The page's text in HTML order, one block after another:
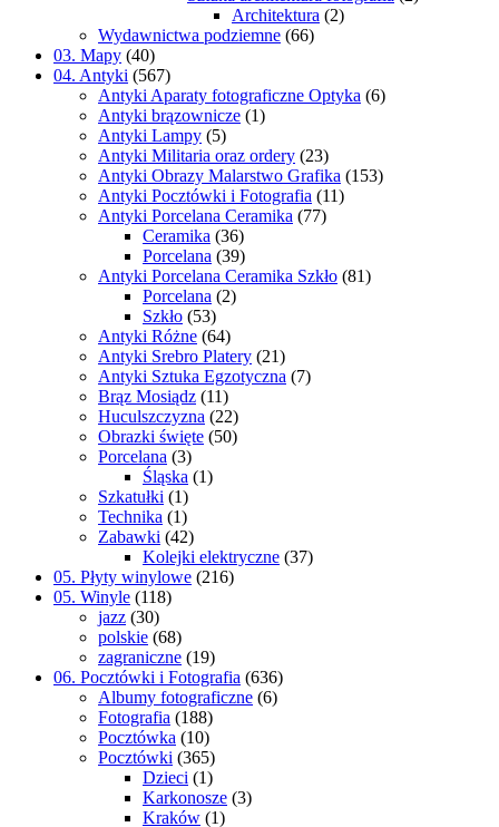
Architektura (2)
Wydawnictwa podziemne (66)
03. Mapy (40)
04. Antyki (567)
Antyki Aparaty fotograficzne Optyka (6)
Antyki brązownicze (1)
Antyki Lampy (5)
Antyki Militaria oraz ordery (23)
Antyki Obrazy Malarstwo Grafika (153)
Antyki Pocztówki i Fotografia (11)
Antyki Porcelana Ceramika (77)
Ceramika (36)
Porcelana (39)
Antyki Porcelana Ceramika Szkło (81)
Porcelana (2)
Szkło (53)
Antyki Różne (64)
Antyki Srebro Platery (21)
Antyki Sztuka Egzotyczna (7)
Brąz Mosiądz (11)
Huculszczyzna (22)
Obrazki święte (50)
Porcelana (3)
Śląska (1)
Szkatułki (1)
Technika (1)
Zabawki (42)
Kolejki elektryczne (37)
05. Płyty winylowe (216)
05. Winyle (118)
jazz (30)
polskie (68)
zagraniczne (19)
06. Pocztówki i Fotografia (636)
Albumy fotograficzne (6)
Fotografia (188)
Pocztówka (10)
Pocztówki (365)
Dzieci (1)
Karkonosze (3)
Kraków (1)